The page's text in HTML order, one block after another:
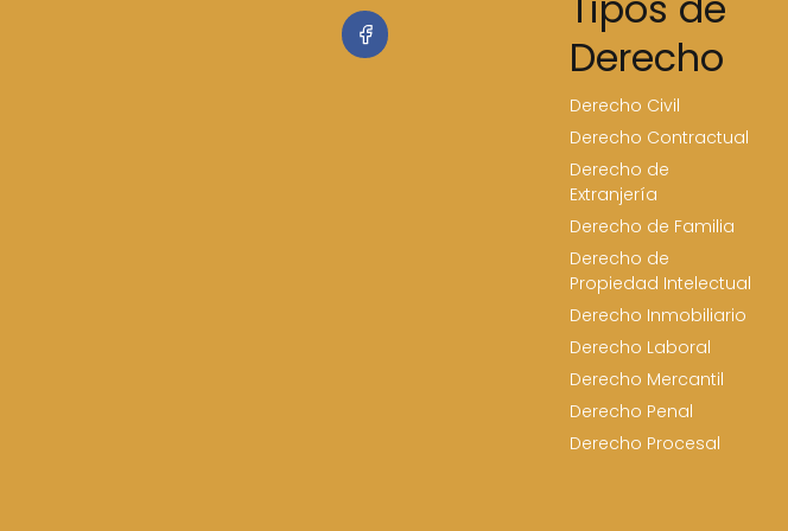
Derecho
Derecho Civil
Derecho Contractual
Derecho de
Extranjería
Derecho de Familia
Derecho de
Propiedad Intelectual
Derecho Inmobiliario
Derecho Laboral
Derecho Mercantil
Derecho Penal
Derecho Procesal